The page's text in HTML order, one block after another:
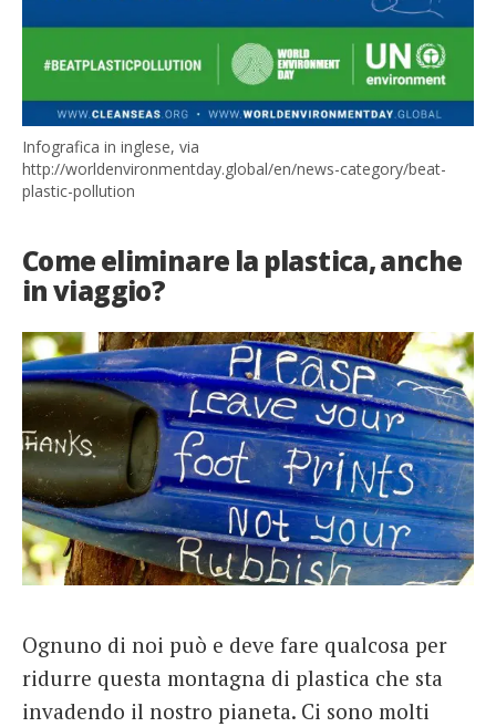
Infografica in inglese, via
http://worldenvironmentday.global/en/news-category/beat-
plastic-pollution
Come eliminare la plastica, anche
in viaggio?
Ognuno di noi può e deve fare qualcosa per
ridurre questa montagna di plastica che sta
invadendo il nostro pianeta. Ci sono molti